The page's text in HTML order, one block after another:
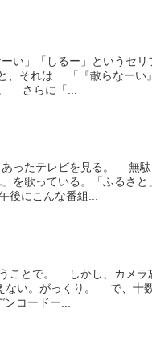
い」「しるー」というセリ
、それは 「『散らなーい
さらに「...
ったテレビを見る。 無駄
を歌っている。「ふるさと
後にこんな番組...
ことで。 しかし、カメラ
ない。がっくり。 で、十
コードー...